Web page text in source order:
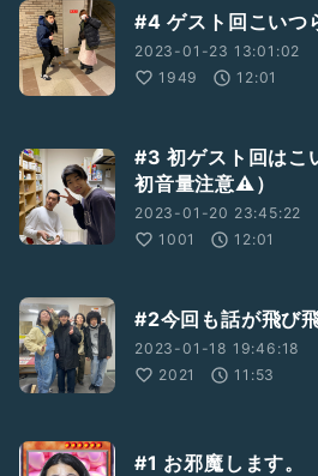
#4 ゲスト回こいつ
2023-01-23 13:01:02
1949
12:01
#3 初ゲスト回はこ
初音量注意⚠️）
2023-01-20 23:45:22
1001
12:01
#2今回も話が飛び
2023-01-18 19:46:18
2021
11:53
#1 お邪魔します。